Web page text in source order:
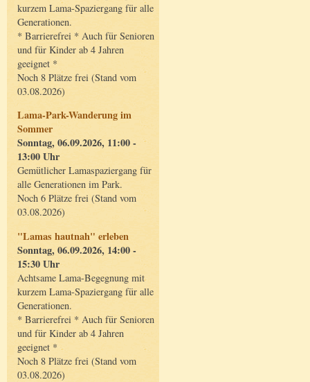
kurzem Lama-Spaziergang für alle
Generationen.
* Barrierefrei * Auch für Senioren
und für Kinder ab 4 Jahren
geeignet *
Noch 8 Plätze frei (Stand vom
03.08.2026)
Lama-Park-Wanderung im
Sommer
Sonntag, 06.09.2026, 11:00 -
13:00 Uhr
Gemütlicher Lamaspaziergang für
alle Generationen im Park.
Noch 6 Plätze frei (Stand vom
03.08.2026)
"Lamas hautnah" erleben
Sonntag, 06.09.2026, 14:00 -
15:30 Uhr
Achtsame Lama-Begegnung mit
kurzem Lama-Spaziergang für alle
Generationen.
* Barrierefrei * Auch für Senioren
und für Kinder ab 4 Jahren
geeignet *
Noch 8 Plätze frei (Stand vom
03.08.2026)